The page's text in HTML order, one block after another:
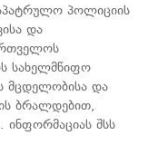
პოლიციის
და
სახელმწიფო
მცდელობისა და
ბრალდებით,
ინფორმაციას შსს